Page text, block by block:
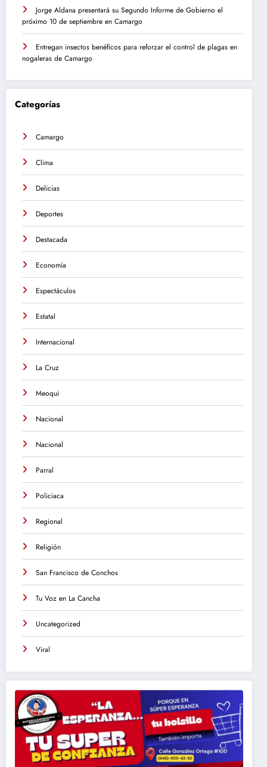
Jorge Aldana presentará su Segundo Informe de Gobierno el
próximo 10 de septiembre en Camargo
Entregan insectos benéficos para reforzar el control de plagas en
nogaleras de Camargo
Categorías
Camargo
Clima
Delicias
Deportes
Destacada
Economía
Espectáculos
Estatal
Internacional
La Cruz
Meoqui
Nacional
Nacional
Parral
Policiaca
Regional
Religión
San Francisco de Conchos
Tu Voz en La Cancha
Uncategorized
Viral